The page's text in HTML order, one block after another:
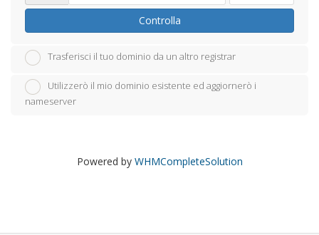
Controlla
Trasferisci il tuo dominio da un altro registrar
Utilizzerò il mio dominio esistente ed aggiornerò i
nameserver
Powered by WHMCompleteSolution